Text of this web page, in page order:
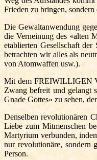
Frieden zu bringen,
Die Gewaltanwendung
die Verneinung des «alten
etablierten Gesellschaft
betrachten wir alles als
von Atomwaffen usw.).
Mit dem FREIWILLIGEN
Zwang befreit und gelangt
Gnade Gottes» zu sehen,
Denselben revolutionären
Liebe zum Mitmenschen
Martyrium verbunden,
nur revolutionäre, sondern
Person.